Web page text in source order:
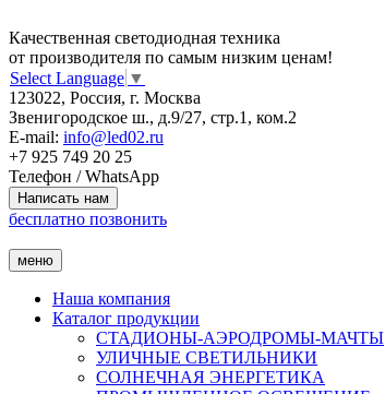
Качественная светодиодная техника
от производителя по самым низким ценам!
Select Language ▼
123022, Россия, г. Москва
Звенигородское ш., д.9/27, стр.1, ком.2
E-mail: info@led02.ru
+7 925 749 20 25
Телефон / WhatsApp
бесплатно позвонить
меню
Наша компания
Каталог продукции
СТАДИОНЫ-АЭРОДРОМЫ-МАЧТЫ
УЛИЧНЫЕ СВЕТИЛЬНИКИ
СОЛНЕЧНАЯ ЭНЕРГЕТИКА